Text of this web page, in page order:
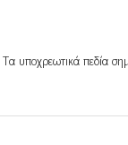
Τα υποχρεωτικά πεδία